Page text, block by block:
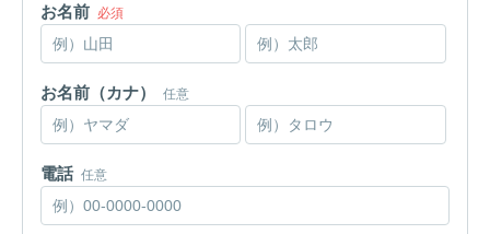
お名前 必須
お名前（カナ） 任意
電話 任意